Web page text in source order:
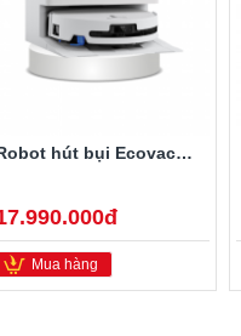
Robot hút bụi Ecovacs Deebot T90 Pro Omni Auto Water Kit – Bản tự động cấp xả
Mua hàng